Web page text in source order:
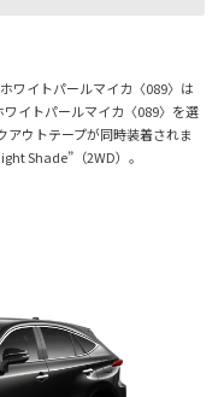
ワイトパールマイカ〈089〉は
イトパールマイカ〈089〉を選
ウトテープが同時装着されま
Shade”（2WD）。